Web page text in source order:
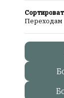
Онлайн
всего:
Переходам